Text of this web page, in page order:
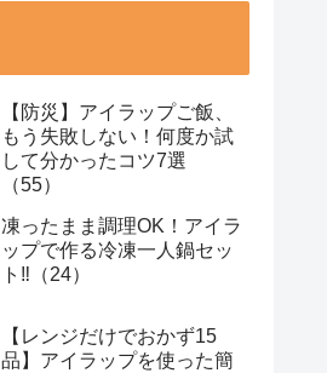
【防災】アイラップご飯、
もう失敗しない！何度か試
して分かったコツ7選
（55）
凍ったまま調理OK！アイラ
ップで作る冷凍一人鍋セッ
ト‼️（24）
【レンジだけでおかず15
品】アイラップを使った簡